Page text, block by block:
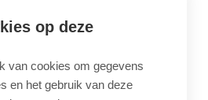
op deze
van cookies om gegevens
en het gebruik van deze